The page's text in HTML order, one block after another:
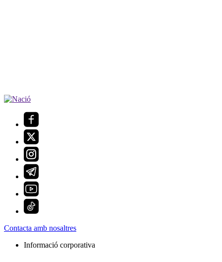
Contacta amb nosaltres
Informació corporativa